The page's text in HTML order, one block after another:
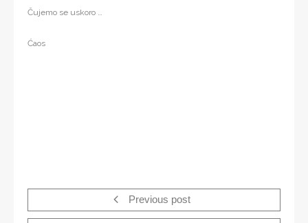
Čujemo se uskoro …
Ćaos
Previous post